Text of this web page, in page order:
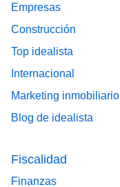
Empresas
Construcción
Top idealista
Internacional
Marketing inmobiliario
Blog de idealista
Fiscalidad
Finanzas